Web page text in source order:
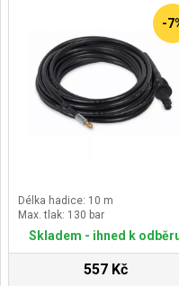
-
Délka hadice: 10 m
Max. tlak: 130 bar
Skladem - ihned k
557 Kč